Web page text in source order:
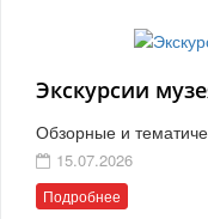
Экскурсии
Обзорные и
15.07.2026
Подробнее